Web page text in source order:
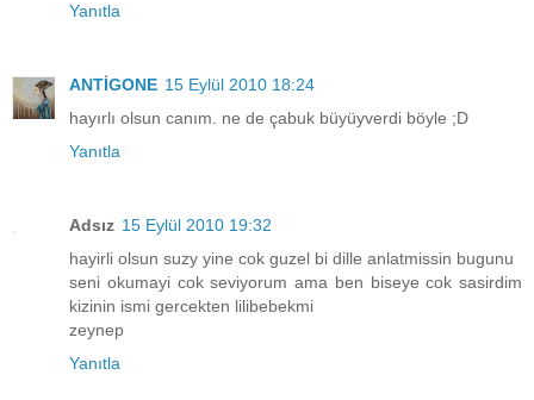
Yanıtla
ANTİGONE 15 Eylül 2010 18:24
hayırlı olsun canım. ne de çabuk büyüyverdi böyle ;D
Yanıtla
Adsız 15 Eylül 2010 19:32
hayirli olsun suzy yine cok guzel bi dille anlatmissin bugunu
seni okumayi cok seviyorum ama ben biseye cok sasirdim
kizinin ismi gercekten lilibebekmi
zeynep
Yanıtla